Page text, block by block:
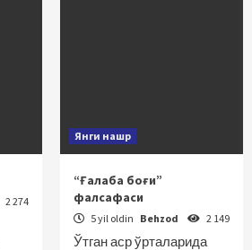
2 274
Янги нашр
“Ғалаба боғи”
фалсафаси
5 yil oldin Behzod 2 149
Ўтган аср ўрталарида